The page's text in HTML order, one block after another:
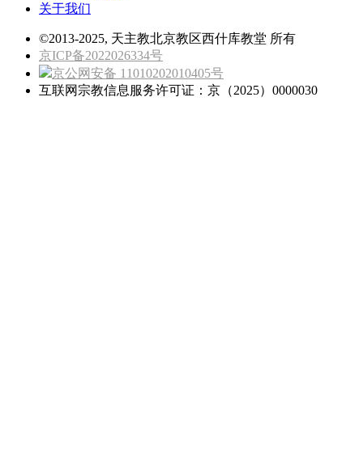
关于我们
©2013-2025, 天主教北京教区西什库教堂 所有
京ICP备2022026334号
京公网安备 11010202010405号
互联网宗教信息服务许可证：京（2025）0000030